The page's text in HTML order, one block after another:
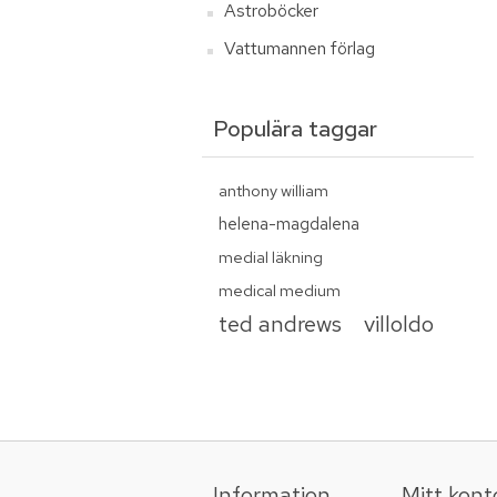
Astroböcker
Vattumannen förlag
Populära taggar
anthony william
helena-magdalena
medial läkning
medical medium
ted andrews villoldo